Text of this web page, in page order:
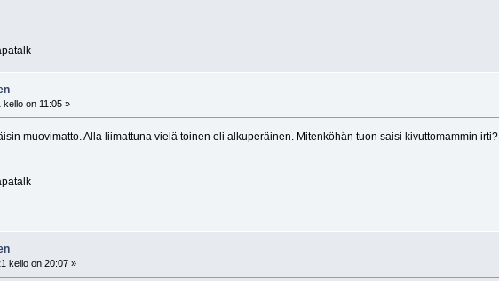
kello on 11:05 »
muovimatto. Alla liimattuna vielä toinen eli alkuperäinen. Mitenköhän tuon saisi kivuttomammin irti?
kello on 20:07 »